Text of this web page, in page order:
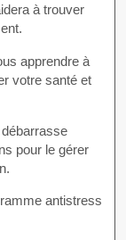
à trouver
apprendre à
votre santé et
pour le gérer
antistress